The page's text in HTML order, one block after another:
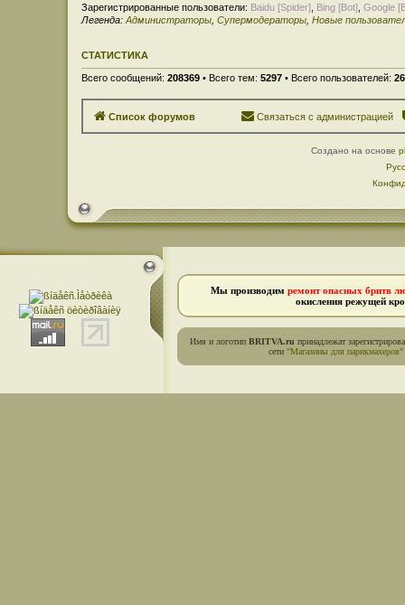
Зарегистрированные пользователи: Baidu [Spider] Bing [Bot] Google
Легенда: Администраторы Супермодераторы Новые
СТАТИСТИКА
Всего сообщений: 208369 • Всего тем: 5297 • Всего пользователей:
Список форумов Связаться с администрацией
Создано на основе
Мы производим ремонт опасных бритв
окисления режущей
Имя и логотип BRITVA.ru принадлежат
сети "Магазины для парикмахеров"